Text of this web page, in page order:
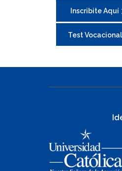
Inscribite Aquí
Test Vocacional